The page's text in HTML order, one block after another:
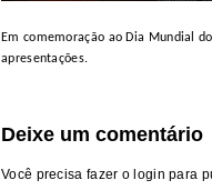
Em comemoração ao Dia Mundial
apresentações.
Deixe um comentário
Você precisa fazer o login para